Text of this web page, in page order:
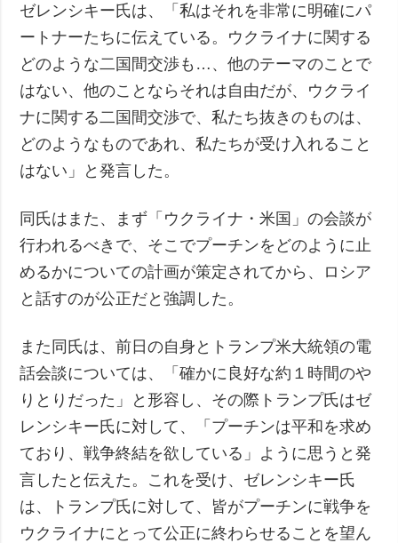
ゼレンシキー氏は、「私はそれを非常に明確にパ
ートナーたちに伝えている。ウクライナに関する
どのような二国間交渉も…、他のテーマのことで
はない、他のことならそれは自由だが、ウクライ
ナに関する二国間交渉で、私たち抜きのものは、
どのようなものであれ、私たちが受け入れること
はない」と発言した。
同氏はまた、まず「ウクライナ・米国」の会談が
行われるべきで、そこでプーチンをどのように止
めるかについての計画が策定されてから、ロシア
と話すのが公正だと強調した。
また同氏は、前日の自身とトランプ米大統領の電
話会談については、「確かに良好な約１時間のや
りとりだった」と形容し、その際トランプ氏はゼ
レンシキー氏に対して、「プーチンは平和を求め
ており、戦争終結を欲している」ように思うと発
言したと伝えた。これを受け、ゼレンシキー氏
は、トランプ氏に対して、皆がプーチンに戦争を
ウクライナにとって公正に終わらせることを望ん